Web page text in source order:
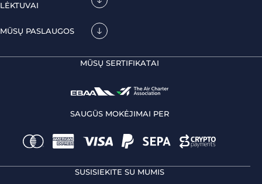
LĖKTUVAI
MŪSŲ PASLAUGOS
MŪSŲ SERTIFIKATAI
SAUGŪS MOKĖJIMAI PER
SUSISIEKITE SU MUMIS